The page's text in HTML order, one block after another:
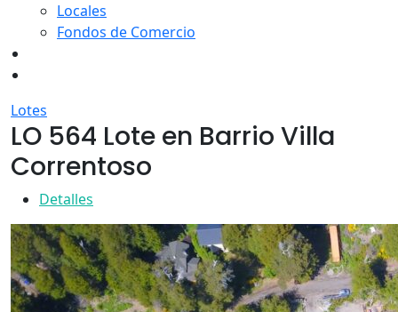
Locales
Fondos de Comercio
Lotes
LO 564 Lote en Barrio Villa
Correntoso
Detalles